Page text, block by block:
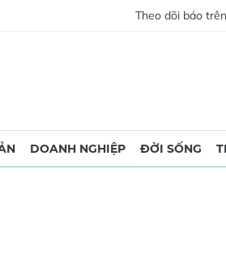
Theo dõi báo
DOANH NGHIỆP ĐỜI SỐNG